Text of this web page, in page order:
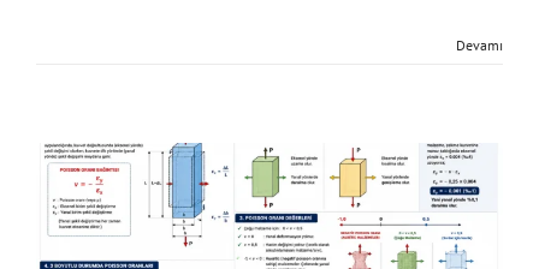
Devamı